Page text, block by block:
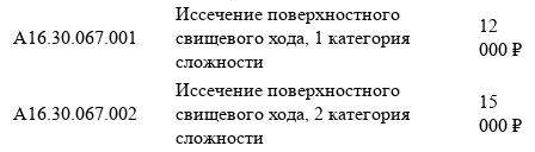
А16.30.067.001
Иссечение поверхностного
свищевого хода, 1 категория
сложности
12
000 ₽
А16.30.067.002
Иссечение поверхностного
свищевого хода, 2 категория
сложности
15
000 ₽